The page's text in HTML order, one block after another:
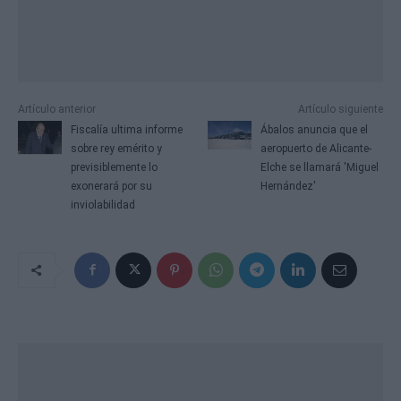
Artículo anterior
Fiscalía ultima informe
sobre rey emérito y
previsiblemente lo
exonerará por su
inviolabilidad
Artículo siguiente
Ábalos anuncia que el
aeropuerto de Alicante-
Elche se llamará 'Miguel
Hernández'